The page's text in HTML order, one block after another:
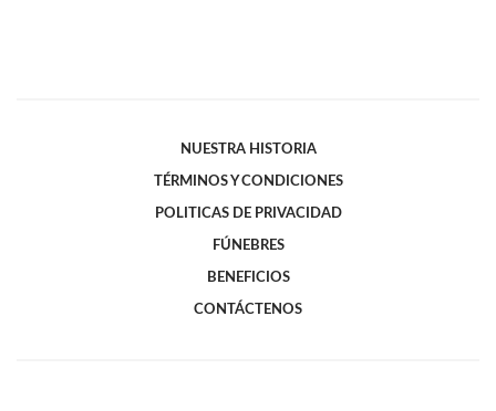
NUESTRA HISTORIA
TÉRMINOS Y CONDICIONES
POLITICAS DE PRIVACIDAD
FÚNEBRES
BENEFICIOS
CONTÁCTENOS